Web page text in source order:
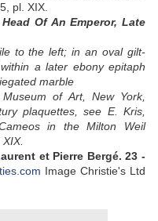
pl. XIX.
Of An Emperor, Late
to the left; in an oval gilt-
a later ebony epitaph
marble
of Art, New York,
plaquettes, see E. Kris,
in the Milton Weil
et Pierre Bergé. 23 -
Image Christie's Ltd